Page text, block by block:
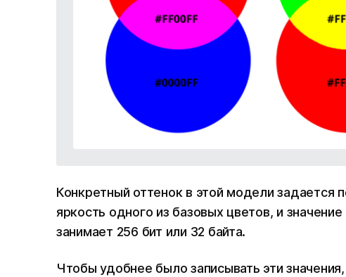
Конкретный оттенок в этой модели
яркость одного из базовых цветов, и
занимает 256 бит или 32 байта.
Чтобы удобнее было записывать эти